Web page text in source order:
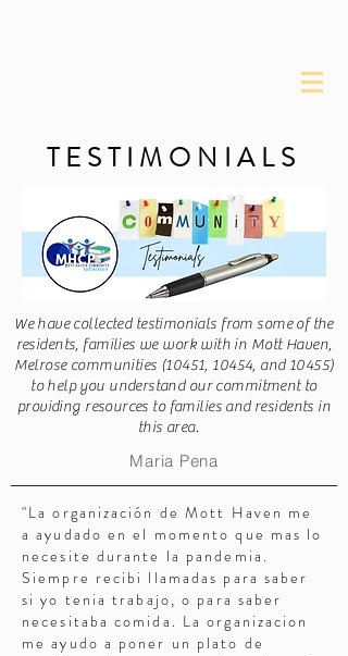
TESTIMONIALS
We have collected testimonials from some of the
residents, families we work with in Mott Haven,
Melrose communities (10451, 10454, and 10455)
to help you understand our commitment to
providing resources to families and residents in
this area.
Maria Pena
"La organización de Mott Haven me
a ayudado en el momento que mas lo
necesite durante la pandemia.
Siempre recibi llamadas para saber
si yo tenia trabajo, o para saber
necesitaba comida. La organizacion
me ayudo a poner un plato de